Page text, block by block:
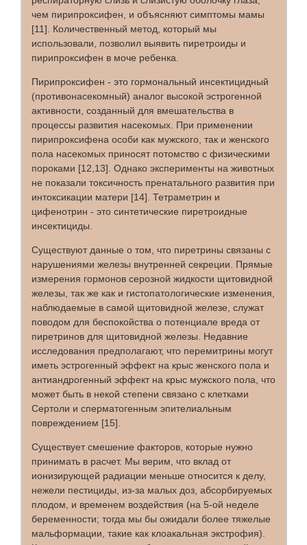
чем пирипроксифен, и объясняют симптомы мамы
[11]. Количественный метод, который мы
использовали, позволил выявить пиретроиды и
пирипроксифен в моче ребенка.
Пирипроксифен - это гормональный инсектицидный
(противонасекомный) аналог высокой эстрогенной
активности, созданный для вмешательства в
процессы развития насекомых. При применении
пирипроксифена особи как мужского, так и женского
пола насекомых приносят потомство с физическими
пороками [12,13]. Однако эксперименты на животных
не показали токсичность пренатального развития при
интоксикации матери [14]. Тетраметрин и
цифенотрин - это синтетические пиретроидные
инсектициды.
Существуют данные о том, что пиретрины связаны с
нарушениями железы внутренней секреции. Прямые
измерения гормонов серозной жидкости щитовидной
железы, так же как и гистопатологические изменения,
наблюдаемые в самой щитовидной железе, служат
поводом для беспокойства о потенциале вреда от
пиретринов для щитовидной железы. Недавние
исследования предполагают, что перемитрины могут
иметь эстрогенный эффект на крыс женского пола и
антиандрогенный эффект на крыс мужского пола, что
может быть в некой степени связано с клетками
Сертоли и сперматогенным эпителиальным
повреждением [15].
Существует смешение факторов, которые нужно
принимать в расчет. Мы верим, что вклад от
ионизирующей радиации меньше относится к делу,
нежели пестициды, из-за малых доз, абсорбируемых
плодом, и временем воздействия (на 5-ой неделе
беременности; тогда мы бы ожидали более тяжелые
мальформации, такие как клоакальная экстрофия).